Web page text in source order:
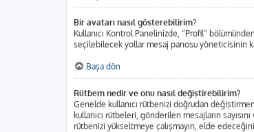
Bir avatarı nasıl gösterebilirim?
Kullanıcı Kontrol Panelinizde, “Profil”
seçilebilecek yollar mesaj panosu yöneticisinin
Başa dön
Rütbem nedir ve onu nasıl değiştirebilirim?
Genelde kullanıcı rütbenizi doğrudan
kullanıcı rütbeleri, gönderilen mesajların
rütbenizi yükseltmeye çalışmayın, elde